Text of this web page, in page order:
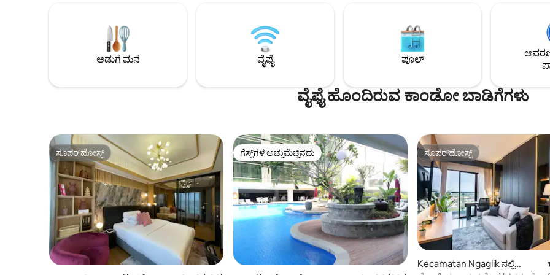
ತಂಗಾಳಿ ಮತ್ತು ಪ್ರಕೃತಿಯ ಹಿತವಾದ ಶಬ್ದಗಳು
ದೈನಂದಿನ ಜೀವನದ ಬಗ್ಗೆ ವಿಶ್ರಾಂತಿ ಪಡೆಯಲು ಮತ್ತು
ಮರೆತುಬಿಡಲು ನಿಮ್ಮನ್ನು ಆಹ್ವಾನಿಸುತ್ತವೆ. ರೂಮ್
ಬೆಲೆಯಲ್ಲಿ ಆರೋಗ್ಯಕರ, ಮನೆಯಲ್ಲಿ ತಯಾರಿಸಿದ
ಆಯೋಜಿಸುತ್ತೇವೆ. ವಾಸ್ತವ್ಯ ಹೂಡಲು ಒಂದು ಸ್ಥಳಕ್ಕಿಂತ
ಹೆಚ್ಚಾಗಿ, ನಾವು ನಿಮಗೆ ನಿಧಾನಗತಿಯಿಂದಿರಲು,
ಪ್ರಕೃತಿಯೊಂದಿಗೆ ಮರುಸಂಪರ್ಕ ಸಾಧಿಸಲು ಮತ್ತು
ದೈನಂದಿನ ಹಳ್ಳಿ ಜೀವನವನ್ನು ಅನುಭವಿಸಲು ಒಂದು
ಸ್ಮಾರ್ಟ್ ಟಿವಿ - ವೈಫೈ - AC - ಬಿಸಿನೀರಿನ
ರೆಫ್ರಿಜರೇಟರ್ - ಮೈಕ್ರೊವೇವ್ -
- ಕಿಚನ್ ಸಿಂಕ್ - ಮೂಲಭೂತ ಅಡುಗೆ
- ಕಬ್ಬಿಣ - ಹೇರ್ ಡ್ರೈಯರ್
ಅಡುಗೆ ಮನೆ ವೈಫೈ ಪೂಲ್
ವೈಫೈ ಹೊಂದಿರುವ ಕಾಂಡೋ ಬಾಡಿಗೆಗಳು
ಸೂಪರ್‌ಹೋಸ್ಟ್
ಸೂಪರ್‌ಹೋಸ್ಟ್ ಗೆಸ್ಟ್‌ಗಳ ಅಚ್ಚುಮೆಚ್ಚಿನದು
ಗೆಸ್ಟ್‌ಗಳ ಅಚ್ಚುಮೆಚ್ಚಿನದು ಸೂಪರ್‌ಹೋಸ್ಟ್
ಸೂಪರ್‌ಹೋಸ್ಟ್
Kecamatan Ngaglik ನಲ್ಲಿ